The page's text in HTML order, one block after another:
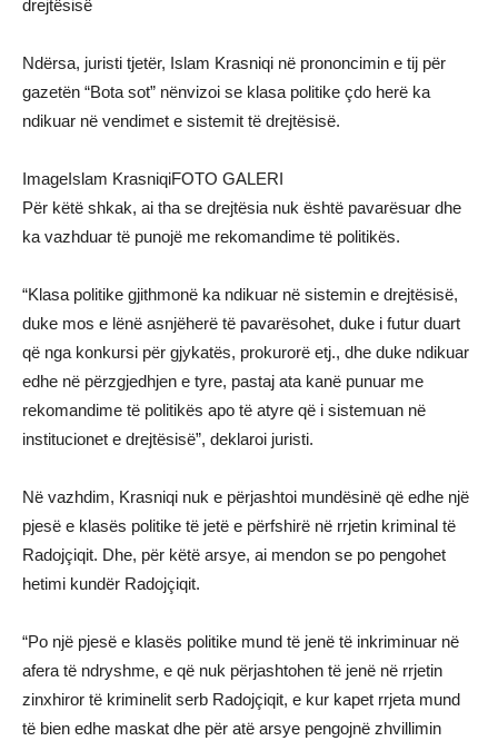
drejtësisë
Ndërsa, juristi tjetër, Islam Krasniqi në prononcimin e tij për
gazetën “Bota sot” nënvizoi se klasa politike çdo herë ka
ndikuar në vendimet e sistemit të drejtësisë.
ImageIslam KrasniqiFOTO GALERI
Për këtë shkak, ai tha se drejtësia nuk është pavarësuar dhe
ka vazhduar të punojë me rekomandime të politikës.
“Klasa politike gjithmonë ka ndikuar në sistemin e drejtësisë,
duke mos e lënë asnjëherë të pavarësohet, duke i futur duart
që nga konkursi për gjykatës, prokurorë etj., dhe duke ndikuar
edhe në përzgjedhjen e tyre, pastaj ata kanë punuar me
rekomandime të politikës apo të atyre që i sistemuan në
institucionet e drejtësisë”, deklaroi juristi.
Në vazhdim, Krasniqi nuk e përjashtoi mundësinë që edhe një
pjesë e klasës politike të jetë e përfshirë në rrjetin kriminal të
Radojçiqit. Dhe, për këtë arsye, ai mendon se po pengohet
hetimi kundër Radojçiqit.
“Po një pjesë e klasës politike mund të jenë të inkriminuar në
afera të ndryshme, e që nuk përjashtohen të jenë në rrjetin
zinxhiror të kriminelit serb Radojçiqit, e kur kapet rrjeta mund
të bien edhe maskat dhe për atë arsye pengojnë zhvillimin